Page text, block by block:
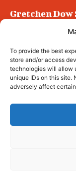
To provide the best
store and/or access
technologies will allow
unique IDs on this site.
adversely affect
Gretchen Dow
Podlech, il
all’ergastolo
Era ubriaca…
©